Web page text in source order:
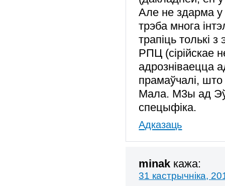
Але не здарма у
трэба многа
трапіць толькі з
РПЦ (сірійскае
адрозніваецца
прамаўчалі,
Мала. М3ы ад
спецыфіка.
Адказаць
minak кажа:
31 кастрычніка,